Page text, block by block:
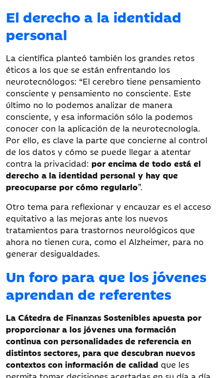
El derecho a la identidad
personal
La científica planteó también los grandes retos
éticos a los que se están enfrentando los
neurotecnólogos: “El cerebro tiene pensamiento
consciente y pensamiento no consciente. Este
último no lo podemos analizar de manera
consciente, y esa información sólo la podemos
conocer con la aplicación de la neurotecnología.
Por ello, es clave la parte que concierne al control
de los datos y cómo se puede llegar a atentar
contra la privacidad: por encima de todo está el
derecho a la identidad personal y hay que
preocuparse por cómo regularlo”.
Otro tema para reflexionar y encauzar es el acceso
equitativo a las mejoras ante los nuevos
tratamientos para trastornos neurológicos que
ahora no tienen cura, como el Alzheimer, para no
generar desigualdades.
Un foro para que los jóvenes
aprendan de referentes
La Cátedra de Finanzas Sostenibles apuesta por
proporcionar a los jóvenes una formación
continua con personalidades de referencia en
distintos sectores, para que descubran nuevos
contextos con información de calidad que les